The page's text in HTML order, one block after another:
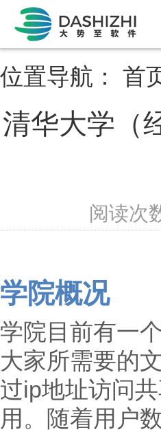
位置导航： 首
清华大学（
阅读次
学院概况
学院目前有一
大家所需要的
过ip地址访问
用。随着用户